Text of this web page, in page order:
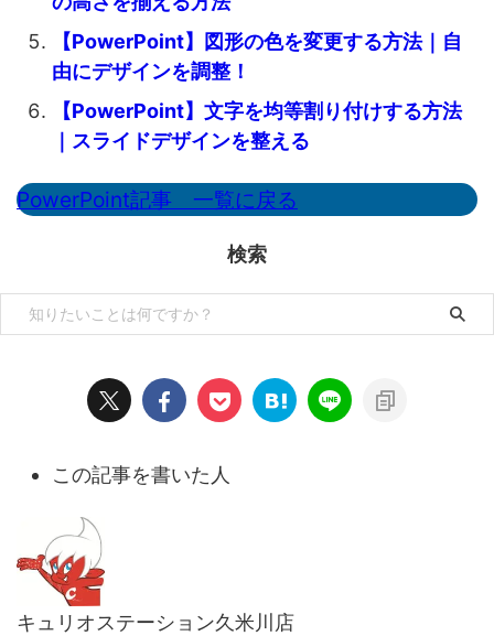
【PowerPoint】図形の色を変更する方法｜自
由にデザインを調整！
【PowerPoint】文字を均等割り付けする方法
｜スライドデザインを整える
PowerPoint記事 一覧に戻る
検索
この記事を書いた人
キュリオステーション久米川店